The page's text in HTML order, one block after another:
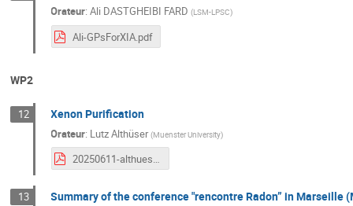
Orateur:Ali DASTGHEIBI FARD (LSM-LPSC)
Ali-GPsForXIA.pdf
WP2
12 Xenon Purification
Orateur: Lutz Althüser (Muenster University)
20250611-althueser_Lyon.pdf
13 Summary of the conference "rencontre Radon” in Marseille